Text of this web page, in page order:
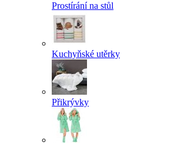
Prostírání na stůl
Kuchyňské utěrky
Přikrývky